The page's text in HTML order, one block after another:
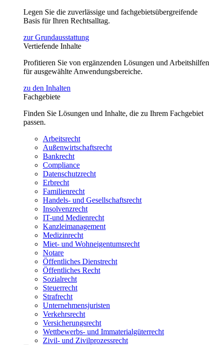
Legen Sie die zuverlässige und fachgebietsübergreifende
Basis für Ihren Rechtsalltag.
zur Grundausstattung
Vertiefende Inhalte
Profitieren Sie von ergänzenden Lösungen und Arbeitshilfen
für ausgewählte Anwendungsbereiche.
zu den Inhalten
Fachgebiete
Finden Sie Lösungen und Inhalte, die zu Ihrem Fachgebiet
passen.
Arbeitsrecht
Außenwirtschaftsrecht
Bankrecht
Compliance
Datenschutzrecht
Erbrecht
Familienrecht
Handels- und Gesellschaftsrecht
Insolvenzrecht
IT-und Medienrecht
Kanzleimanagement
Medizinrecht
Miet- und Wohneigentumsrecht
Notare
Öffentliches Dienstrecht
Öffentliches Recht
Sozialrecht
Steuerrecht
Strafrecht
Unternehmensjuristen
Verkehrsrecht
Versicherungsrecht
Wettbewerbs- und Immaterialgüterrecht
Zivil- und Zivilprozessrecht